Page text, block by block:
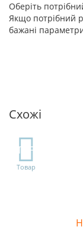
Оберіть
Якщо потрібний
бажані
Схожі
TOP
Товар